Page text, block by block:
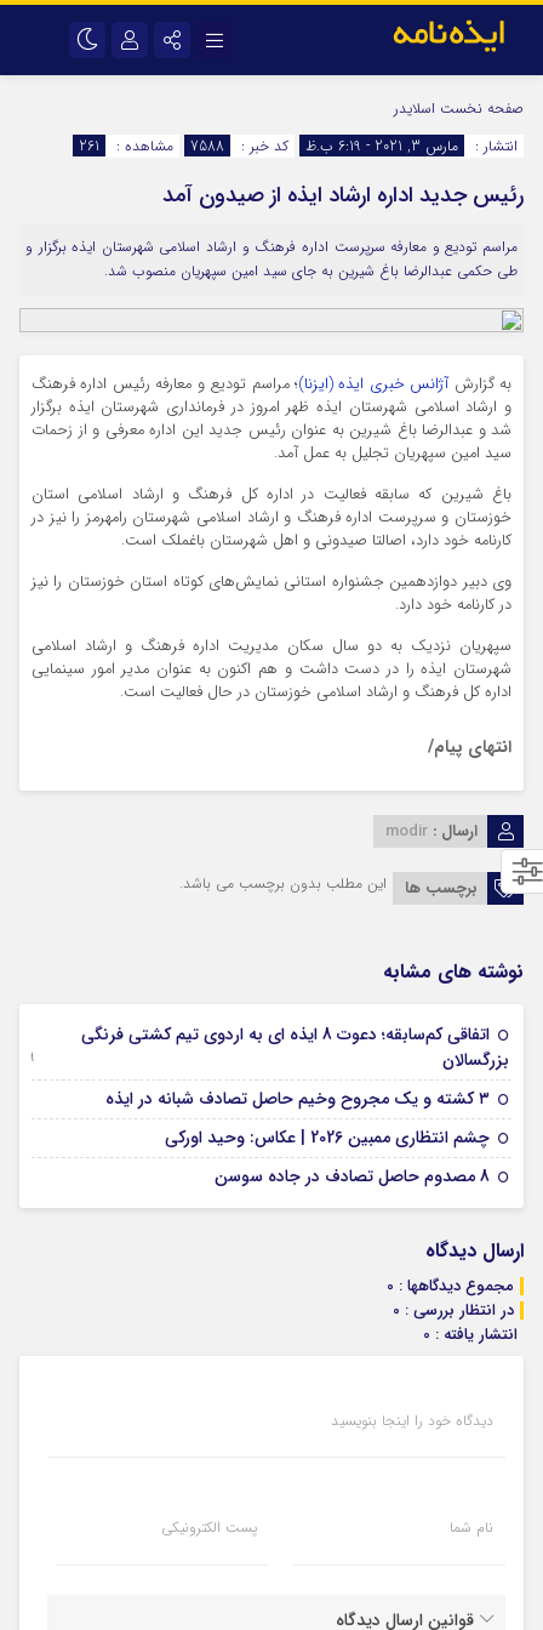
اینستاگرام
سروش
ایتا
آپارات
اپلیکیشن رمز عبور
صفحه نخست اسلایدر
انتشار :
مارس 3, 2021 - 6:19 ب.ظ کد خبر : 7588 مشاهده : 261
رئیس جدید اداره ارشاد ایذه از صیدون آمد
مراسم تودیع و معارفه سرپرست اداره فرهنگ و ارشاد اسلامی شهرستان ایذه برگزار و
طی حکمی عبدالرضا باغ شیرین به جای سید امین سپهریان منصوب شد.
به گزارش آژانس خبری ایذه (ایزنا)؛ مراسم تودیع و معارفه رئیس اداره فرهنگ
و ارشاد اسلامی شهرستان ایذه ظهر امروز در فرمانداری شهرستان ایذه برگزار
شد و عبدالرضا باغ شیرین به عنوان رئیس جدید این اداره معرفی و از زحمات
سید امین سپهریان تجلیل به عمل آمد.
باغ شیرین که سابقه فعالیت در اداره کل فرهنگ و ارشاد اسلامی استان
خوزستان و سرپرست اداره فرهنگ و ارشاد اسلامی شهرستان رامهرمز را نیز در
کارنامه خود دارد، اصالتا صیدونی و اهل شهرستان باغملک است.
وی دبیر دوازدهمین جشنواره استانی نمایش‌های کوتاه استان خوزستان را نیز
در کارنامه خود دارد.
سپهریان نزدیک به دو سال سکان مدیریت اداره فرهنگ و ارشاد اسلامی
شهرستان ایذه را در دست داشت و هم اکنون به عنوان مدیر امور سینمایی
اداره کل فرهنگ و ارشاد اسلامی خوزستان در حال فعالیت است.
انتهای پیام/
ارسال : modir
برچسب ها این مطلب بدون برچسب می باشد.
نوشته های مشابه
اتفاقی کم‌سابقه؛ دعوت 8 ایذه ای به اردوی تیم کشتی فرنگی
بزرگسالان
09 جولای 2026
۳ کشته و یک مجروح وخیم حاصل تصادف شبانه در ایذه
چشم انتظاری ممبین 2026 | عکاس: وحید اورکی
8 مصدوم حاصل تصادف در جاده سوسن
ارسال دیدگاه
مجموع دیدگاهها : 0
در انتظار بررسی : 0
انتشار یافته : 0
دیدگاه خود را اینجا بنویسید
نام شما پست الکترونیکی
قوانین ارسال دیدگاه